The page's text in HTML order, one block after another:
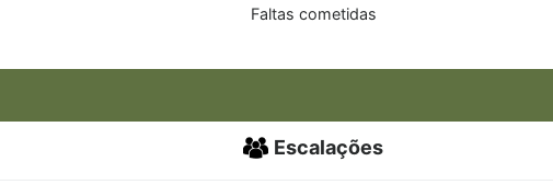
Faltas cometidas
Escalações